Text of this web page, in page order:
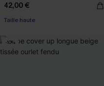
42,00 €
Taille haute
-10%